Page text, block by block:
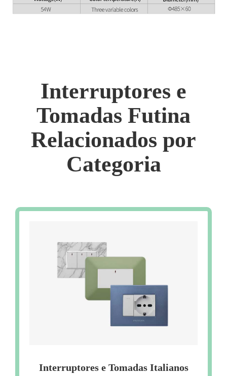
Interruptores e
Tomadas Futina
Relacionados por
Categoria
Interruptores e Tomadas Italianos